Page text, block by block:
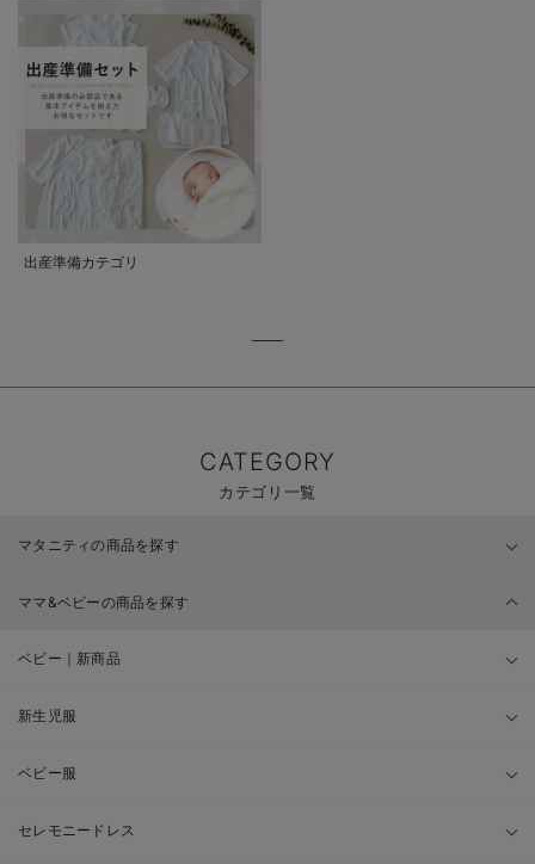
出産準備カテゴリ
CATEGORY
カテゴリ一覧
マタニティの商品を探す
ママ&ベビーの商品を探す
ベビー｜新商品
新生児服
ベビー服
セレモニードレス